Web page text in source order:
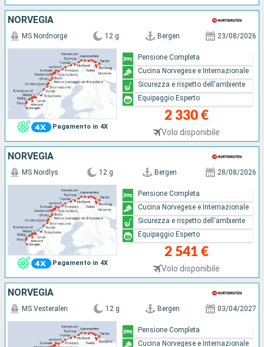
NORVEGIA
Pagamento in 4X
MS Nordnorge 12 g Bergen 23/08/2026
2 330 €
Volo disponibile
Pensione Completa
Cucina Norvegese e Internazionale
Sicurezza e rispetto dell'ambiente
Equipaggio Esperto
NORVEGIA
Pagamento in 4X
MS Nordlys 12 g Bergen 28/08/2026
2 541 €
Volo disponibile
Pensione Completa
Cucina Norvegese e Internazionale
Sicurezza e rispetto dell'ambiente
Equipaggio Esperto
NORVEGIA
MS Vesteralen 12 g Bergen 03/04/2027
Pensione Completa
Cucina Norvegese e Internazionale